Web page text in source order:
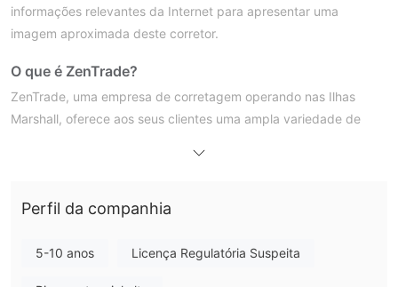
informações relevantes da Internet para apresentar uma
imagem aproximada deste corretor.
O que é ZenTrade?
ZenTrade, uma empresa de corretagem operando nas Ilhas
Marshall, oferece aos seus clientes uma ampla variedade de
Essa falta de supervisão regulatória aumenta o perfil de risco
outra preocupação importante é que o site do corretor está
Perfil da companhia
5-10 anos Licença Regulatória Suspeita